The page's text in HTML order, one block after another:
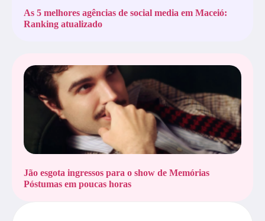
As 5 melhores agências de social media em Maceió:
Ranking atualizado
Jão esgota ingressos para o show de Memórias
Póstumas em poucas horas